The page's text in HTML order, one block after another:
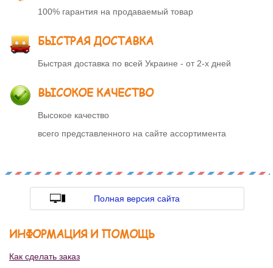
100% гарантия на продаваемый товар
БЫСТРАЯ ДОСТАВКА
Быстрая доставка по всей Украине - от 2-х дней
ВЫСОКОЕ КАЧЕСТВО
Высокое качество
всего представленного на сайте ассортимента
Полная версия сайта
ИНФОРМАЦИЯ И ПОМОЩЬ
Как сделать заказ